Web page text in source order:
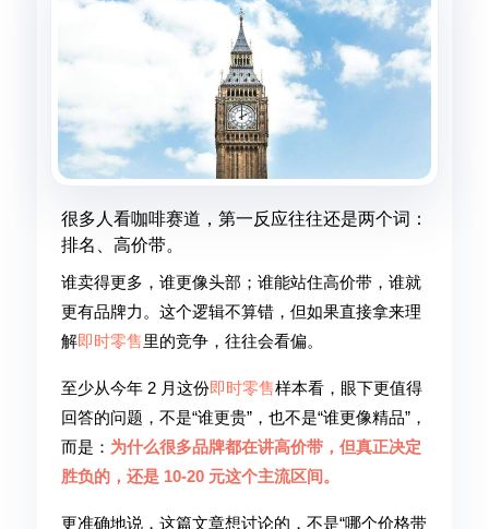
很多人看咖啡赛道，第一反应往往还是两个词：
排名、高价带。
谁卖得更多，谁更像头部；谁能站住高价带，谁就
更有品牌力。这个逻辑不算错，但如果直接拿来理
解即时零售里的竞争，往往会看偏。
至少从今年 2 月这份即时零售样本看，眼下更值得
回答的问题，不是“谁更贵”，也不是“谁更像精品”，
而是： 为什么很多品牌都在讲高价带，但真正决定
胜负的，还是 10-20 元这个主流区间。
更准确地说，这篇文章想讨论的，不是“哪个价格带